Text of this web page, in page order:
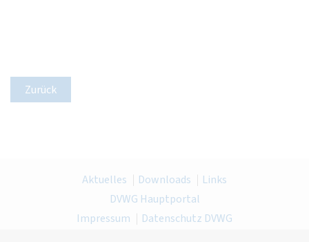
Zurück
Aktuelles Downloads
Links
DVWG Hauptportal
Impressum
Datenschutz DVWG